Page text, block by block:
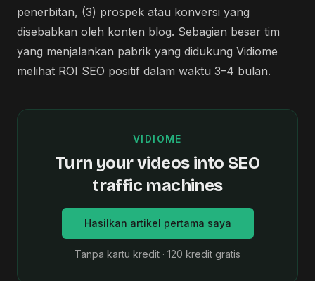
penerbitan, (3) prospek atau konversi yang
disebabkan oleh konten blog. Sebagian besar tim
yang menjalankan pabrik yang didukung Vidiome
melihat ROI SEO positif dalam waktu 3–4 bulan.
VIDIOME
Turn your videos into SEO
traffic machines
Hasilkan artikel pertama saya
Tanpa kartu kredit · 120 kredit gratis